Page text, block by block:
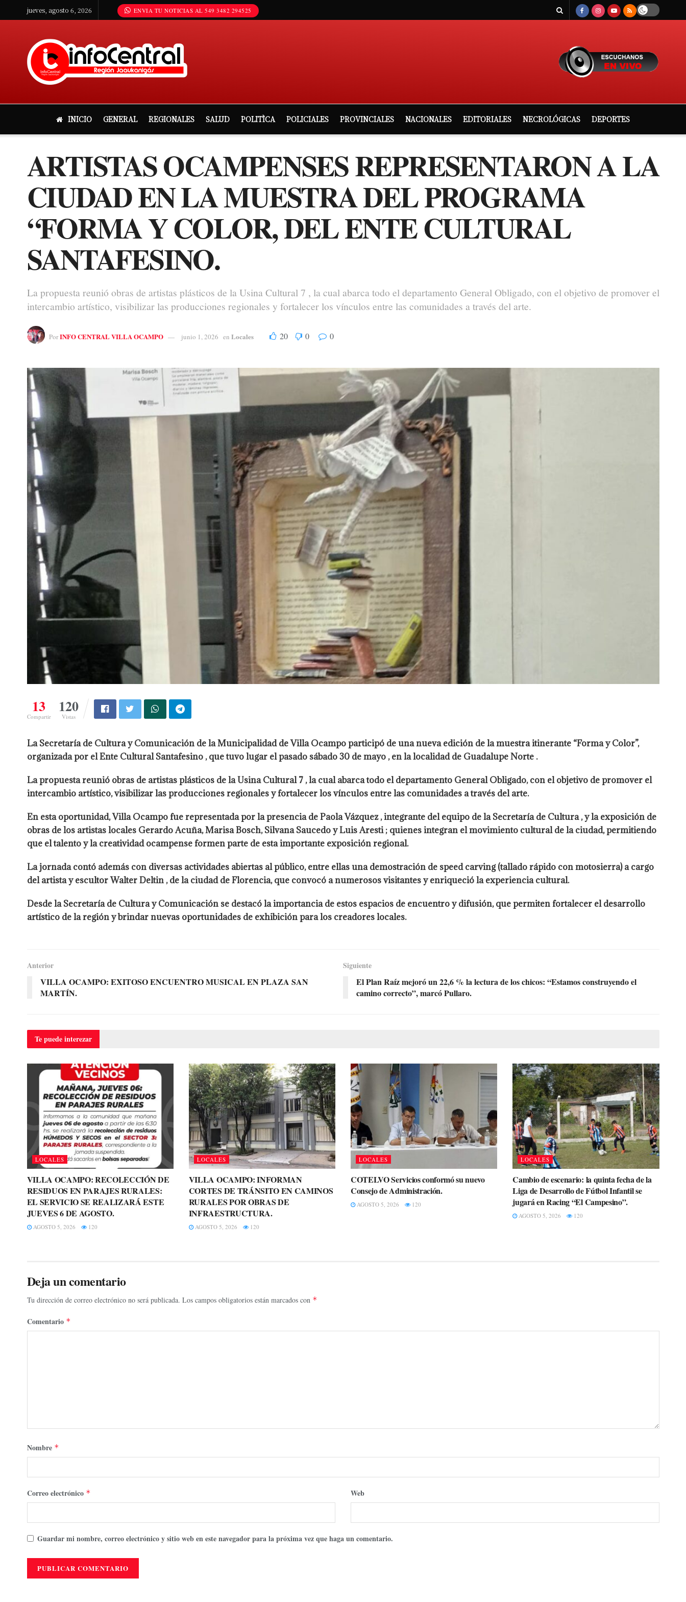
jueves, agosto 6, 2026 ENVIA TU NOTICIAS AL 549 3482 294525
INICIO GENERAL REGIONALES SALUD POLITÌCA POLICIALES PROVINCIALES NACIONALES EDITORIALES NECROLÓGICAS DEPORTES
ARTISTAS OCAMPENSES REPRESENTARON A LA
CIUDAD EN LA MUESTRA DEL PROGRAMA
“FORMA Y COLOR, DEL ENTE CULTURAL
SANTAFESINO.
La propuesta reunió obras de artistas plásticos de la Usina Cultural 7 , la cual abarca todo el departamento General Obligado, con el objetivo de promover el
intercambio artístico, visibilizar las producciones regionales y fortalecer los vínculos entre las comunidades a través del arte.
PorINFO CENTRAL VILLA OCAMPO junio 1, 2026 en Locales 20 0 0
13
Compartir
120
Vistas
La Secretaría de Cultura y Comunicación de la Municipalidad de Villa Ocampo participó de una nueva edición de la muestra itinerante “Forma y Color”,
organizada por el Ente Cultural Santafesino , que tuvo lugar el pasado sábado 30 de mayo , en la localidad de Guadalupe Norte .
La propuesta reunió obras de artistas plásticos de la Usina Cultural 7 , la cual abarca todo el departamento General Obligado, con el objetivo de promover el
intercambio artístico, visibilizar las producciones regionales y fortalecer los vínculos entre las comunidades a través del arte.
En esta oportunidad, Villa Ocampo fue representada por la presencia de Paola Vázquez , integrante del equipo de la Secretaría de Cultura , y la exposición de
obras de los artistas locales Gerardo Acuña, Marisa Bosch, Silvana Saucedo y Luis Aresti ; quienes integran el movimiento cultural de la ciudad, permitiendo
que el talento y la creatividad ocampense formen parte de esta importante exposición regional.
La jornada contó además con diversas actividades abiertas al público, entre ellas una demostración de speed carving (tallado rápido con motosierra) a cargo
del artista y escultor Walter Deltin , de la ciudad de Florencia, que convocó a numerosos visitantes y enriqueció la experiencia cultural.
Desde la Secretaría de Cultura y Comunicación se destacó la importancia de estos espacios de encuentro y difusión, que permiten fortalecer el desarrollo
artístico de la región y brindar nuevas oportunidades de exhibición para los creadores locales.
Anterior
VILLA OCAMPO: EXITOSO ENCUENTRO MUSICAL EN PLAZA SAN
MARTÍN.
Siguiente
El Plan Raíz mejoró un 22,6 % la lectura de los chicos: “Estamos construyendo el
camino correcto”, marcó Pullaro.
Te puedeinterezar
LOCALES
VILLA OCAMPO: RECOLECCIÓN DE
RESIDUOS EN PARAJES RURALES:
EL SERVICIO SE REALIZARÁ ESTE
JUEVES 6 DE AGOSTO.
AGOSTO 5, 2026 120
LOCALES
VILLA OCAMPO: INFORMAN
CORTES DE TRÁNSITO EN CAMINOS
RURALES POR OBRAS DE
INFRAESTRUCTURA.
AGOSTO 5, 2026 120
LOCALES
COTELVO Servicios conformó su nuevo
Consejo de Administración.
AGOSTO 5, 2026 120
LOCALES
Cambio de escenario: la quinta fecha de la
Liga de Desarrollo de Fútbol Infantil se
jugará en Racing “El Campesino”.
AGOSTO 5, 2026 120
Deja un comentario
Tu dirección de correo electrónico no será publicada. Los campos obligatorios están marcados con *
Comentario *
Nombre *
Correo electrónico * Web
Guardar mi nombre, correo electrónico y sitio web en este navegador para la próxima vez que haga un comentario.